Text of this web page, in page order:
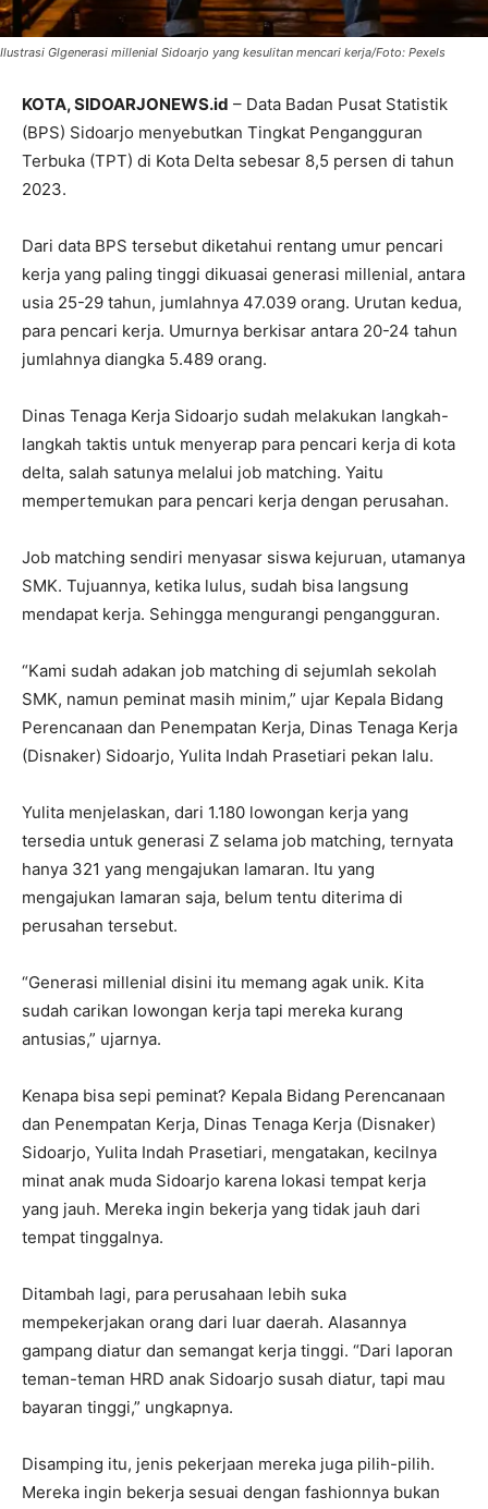
Ilustrasi Glgenerasi millenial Sidoarjo yang kesulitan mencari kerja/Foto: Pexels
KOTA, SIDOARJONEWS.id – Data Badan Pusat Statistik
(BPS) Sidoarjo menyebutkan Tingkat Pengangguran
Terbuka (TPT) di Kota Delta sebesar 8,5 persen di tahun
2023.
Dari data BPS tersebut diketahui rentang umur pencari
kerja yang paling tinggi dikuasai generasi millenial, antara
usia 25-29 tahun, jumlahnya 47.039 orang. Urutan kedua,
para pencari kerja. Umurnya berkisar antara 20-24 tahun
jumlahnya diangka 5.489 orang.
Dinas Tenaga Kerja Sidoarjo sudah melakukan langkah-
langkah taktis untuk menyerap para pencari kerja di kota
delta, salah satunya melalui job matching. Yaitu
mempertemukan para pencari kerja dengan perusahan.
Job matching sendiri menyasar siswa kejuruan, utamanya
SMK. Tujuannya, ketika lulus, sudah bisa langsung
mendapat kerja. Sehingga mengurangi pengangguran.
“Kami sudah adakan job matching di sejumlah sekolah
SMK, namun peminat masih minim,” ujar Kepala Bidang
Perencanaan dan Penempatan Kerja, Dinas Tenaga Kerja
(Disnaker) Sidoarjo, Yulita Indah Prasetiari pekan lalu.
Yulita menjelaskan, dari 1.180 lowongan kerja yang
tersedia untuk generasi Z selama job matching, ternyata
hanya 321 yang mengajukan lamaran. Itu yang
mengajukan lamaran saja, belum tentu diterima di
perusahan tersebut.
“Generasi millenial disini itu memang agak unik. Kita
sudah carikan lowongan kerja tapi mereka kurang
antusias,” ujarnya.
Kenapa bisa sepi peminat? Kepala Bidang Perencanaan
dan Penempatan Kerja, Dinas Tenaga Kerja (Disnaker)
Sidoarjo, Yulita Indah Prasetiari, mengatakan, kecilnya
minat anak muda Sidoarjo karena lokasi tempat kerja
yang jauh. Mereka ingin bekerja yang tidak jauh dari
tempat tinggalnya.
Ditambah lagi, para perusahaan lebih suka
mempekerjakan orang dari luar daerah. Alasannya
gampang diatur dan semangat kerja tinggi. “Dari laporan
teman-teman HRD anak Sidoarjo susah diatur, tapi mau
bayaran tinggi,” ungkapnya.
Disamping itu, jenis pekerjaan mereka juga pilih-pilih.
Mereka ingin bekerja sesuai dengan fashionnya bukan